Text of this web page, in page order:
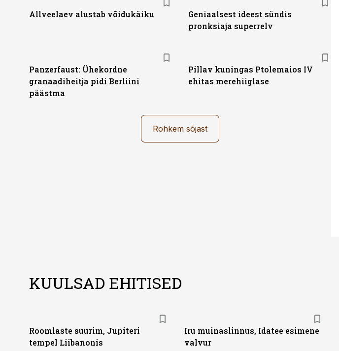
Allveelaev alustab võidukäiku
Geniaalsest ideest sündis
pronksiaja superrelv
Panzerfaust: Ühekordne
granaadiheitja pidi Berliini
päästma
Pillav kuningas Ptolemaios IV
ehitas merehiiglase
Rohkem sõjast
KUULSAD EHITISED
Roomlaste suurim, Jupiteri
tempel Liibanonis
Iru muinaslinnus, Idatee esimene
valvur